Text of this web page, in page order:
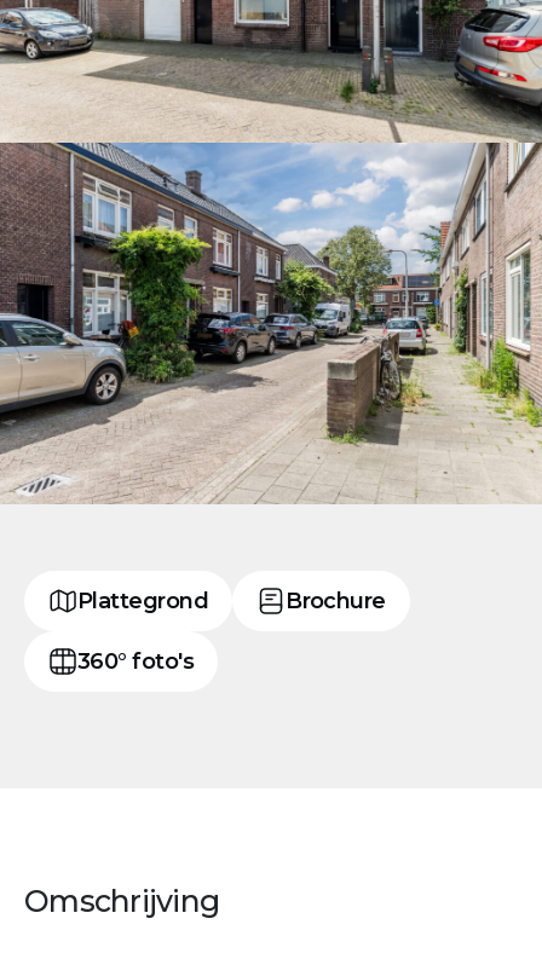
Plattegrond Brochure
360° foto's
Omschrijving